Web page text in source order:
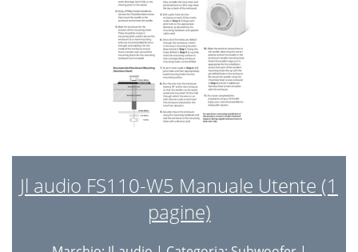
Jl audio FS110-W5 Manuale Utente (1
pagine)